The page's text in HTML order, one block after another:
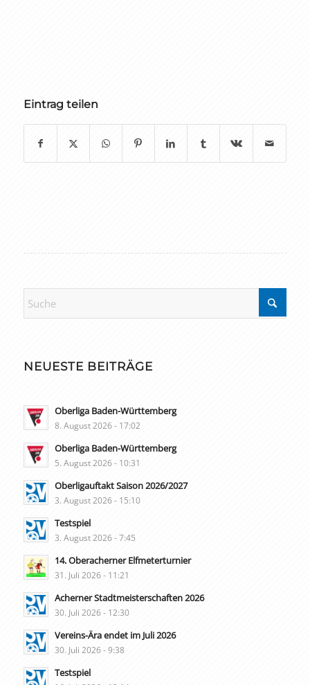
Eintrag teilen
NEUESTE BEITRÄGE
Oberliga Baden-Württemberg
8. August 2026 - 17:02
Oberliga Baden-Württemberg
5. August 2026 - 10:31
Oberligauftakt Saison 2026/2027
3. August 2026 - 15:10
Testspiel
3. August 2026 - 7:45
14. Oberacherner Elfmeterturnier
31. Juli 2026 - 11:21
Acherner Stadtmeisterschaften 2026
30. Juli 2026 - 12:30
Vereins-Ära endet im Juli 2026
30. Juli 2026 - 9:38
Testspiel